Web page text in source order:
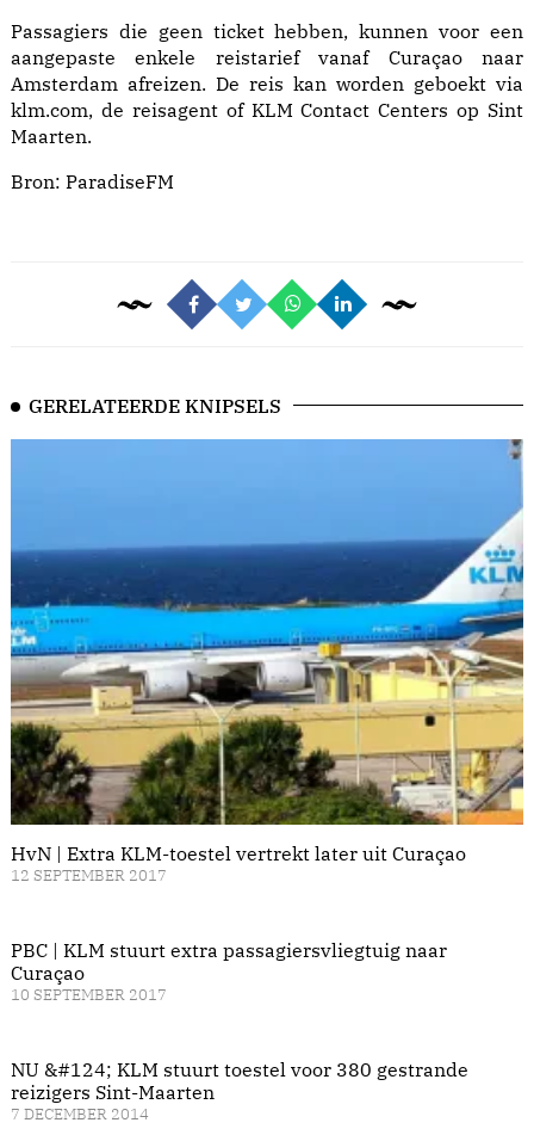
Passagiers die geen ticket hebben, kunnen voor een
aangepaste enkele reistarief vanaf Curaçao naar
Amsterdam afreizen. De reis kan worden geboekt via
klm.com, de reisagent of KLM Contact Centers op Sint
Maarten.
Bron: ParadiseFM
GERELATEERDE KNIPSELS
HvN | Extra KLM-toestel vertrekt later uit Curaçao
12 SEPTEMBER 2017
PBC | KLM stuurt extra passagiersvliegtuig naar
Curaçao
10 SEPTEMBER 2017
NU &#124; KLM stuurt toestel voor 380 gestrande
reizigers Sint-Maarten
7 DECEMBER 2014